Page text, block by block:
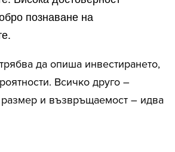
познаване на
да опиша инвестирането,
Всичко друго –
размер и възвръщаемост – идва